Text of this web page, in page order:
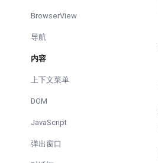
BrowserView
导航
内容
上下文菜单
DOM
JavaScript
弹出窗口